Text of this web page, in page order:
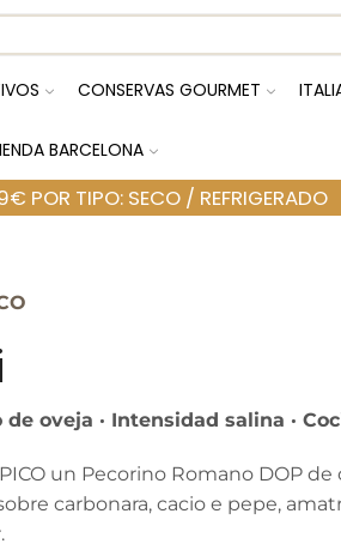
CONSERVAS GOURMET
BARCELONA
POR TIPO: SECO / REFRIGERADO
de oveja · Intensidad salina ·
un Pecorino Romano DOP
carbonara, cacio e pepe,